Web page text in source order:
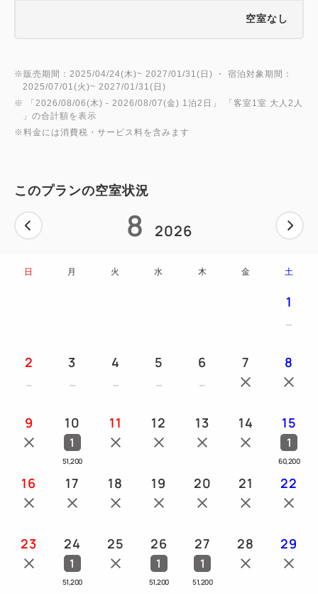
・ご予約はインターネット予約のみとなります。お電
す。 <キャンセル規定 14日前より20% 当日80% 不
泊100% >
・チェックイン時ご本人様確認をさせていただきま
す。 顔写真入りの身分証明書のご提示をお願い致し
関する客室の過ごし方をご案内申し上げます。内容を
ご理解いただきご署名を頂戴いたします。
・キャンセル待ちは承っておりませんのでご了承くだ
※状況により営業時間等変更になる場合がございま
■館内設備
【ホテル内】直営レストラン（カフェラウンジ）／コ
ー（有料）／喫煙所／ゴジラヘッドが間近で見えるテ
ラス／駐車場（有料）
間営業・ATM利用可）／他１０店舗以上の飲食店有
り
空室なし
※販売期間：2025/04/24(木)~ 2027/01/31(日) ・ 宿泊対象期間：
2025/07/01(火)~ 2027/01/31(日)
※ 「 2026/08/06(木) - 2026/08/07(金) 1泊2日 」 「客室1室 大人2人
」の合計額を表示
※料金には消費税・サービス料を含みます
このプランの空室状況
8 2026
日 月 火 水 木 金 土
1
2 3 4 5 6 7 8
9 10
1
51,200
11 12 13 14 15
1
60,200
16 17 18 19 20 21 22
23 24
1
51,200
25 26
1
51,200
27
1
51,200
28 29